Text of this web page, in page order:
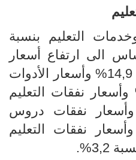
التعليم بنسبة
الى ارتفاع أسعار
الكتب المدرسية بنسبة 14,9% وأسعار الأدوات
وأسعار نفقات التعليم
وأسعار نفقات دروس
وأسعار نفقات
التعليم